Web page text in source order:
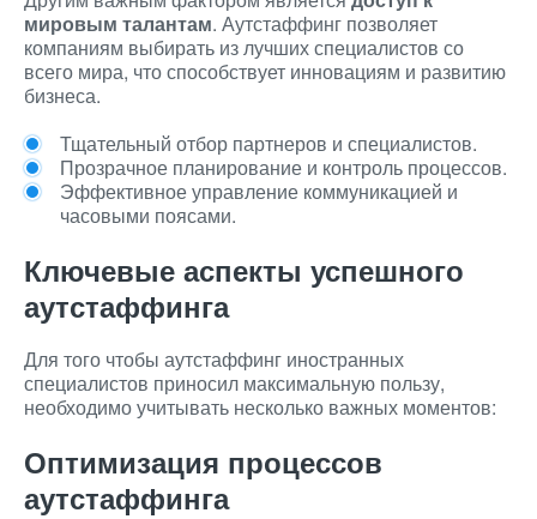
мировым талантам. Аутстаффинг позволяет
компаниям выбирать из лучших специалистов со
всего мира, что способствует инновациям и развитию
бизнеса.
Тщательный отбор партнеров и специалистов.
Прозрачное планирование и контроль процессов.
Эффективное управление коммуникацией и
часовыми поясами.
Ключевые аспекты успешного
аутстаффинга
Для того чтобы аутстаффинг иностранных
специалистов приносил максимальную пользу,
необходимо учитывать несколько важных моментов:
Оптимизация процессов
аутстаффинга